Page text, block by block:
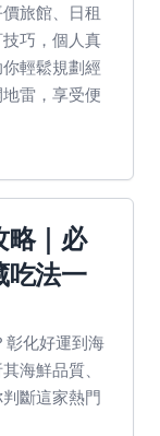
旅館、日租
巧，個人真
輕鬆規劃經
雷，享受便
略｜必
吃法一
彰化好運到海
海鮮品質、
斷這家熱門